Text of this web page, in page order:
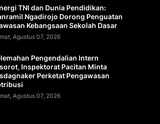
TNI dan Dunia Pendidikan:
Ngadirojo Dorong Penguatan
Kebangsaan Sekolah Dasar
Agustus 07, 2026
Pengendalian Intern
Inspektorat Pacitan Minta
Perketat Pengawasan
Agustus 07, 2026